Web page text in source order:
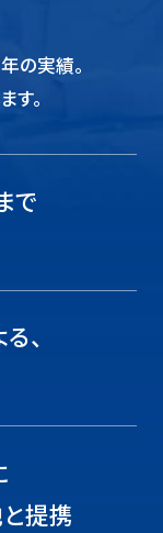
の実績。
す。
で
、
提携